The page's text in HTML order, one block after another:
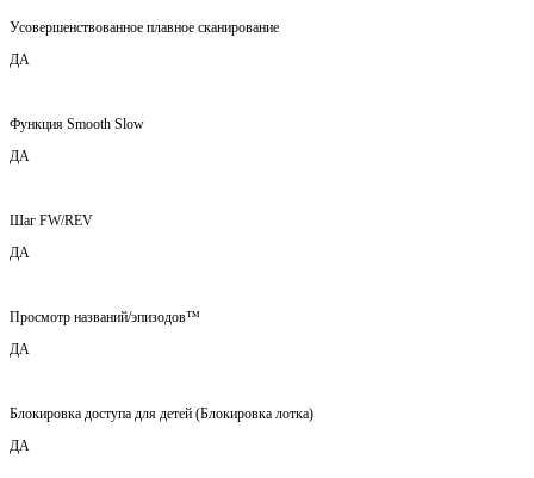
Усовершенствованное плавное сканирование
ДА
Функция Smooth Slow
ДА
Шаг FW/REV
ДА
Просмотр названий/эпизодов™
ДА
Блокировка доступа для детей (Блокировка лотка)
ДА